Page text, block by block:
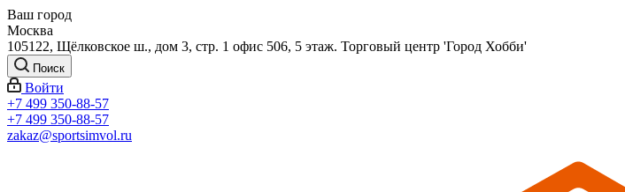
Ваш город
Москва
105122, Щёлковское ш., дом 3, стр. 1 офис 506, 5 этаж. Торговый центр 'Город Хобби'
Поиск
Войти
+7 499 350-88-57
+7 499 350-88-57
zakaz@sportsimvol.ru